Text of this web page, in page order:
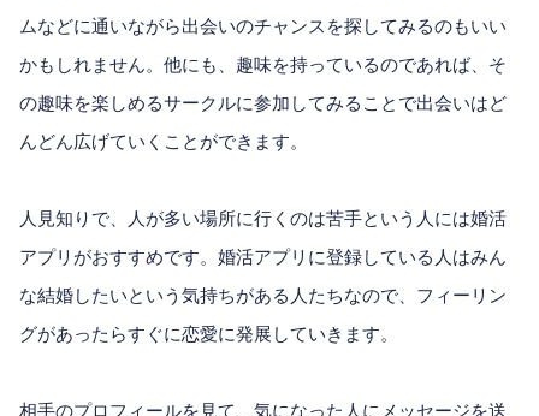
ムなどに通いながら出会いのチャンスを探してみるのもいい
かもしれません。他にも、趣味を持っているのであれば、そ
の趣味を楽しめるサークルに参加してみることで出会いはど
んどん広げていくことができます。
人見知りで、人が多い場所に行くのは苦手という人には婚活
アプリがおすすめです。婚活アプリに登録している人はみん
な結婚したいという気持ちがある人たちなので、フィーリン
グがあったらすぐに恋愛に発展していきます。
相手のプロフィールを見て、気になった人にメッセージを送